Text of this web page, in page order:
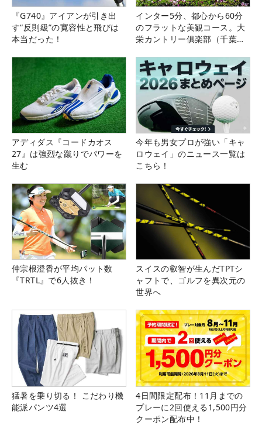
『G740』アイアンが引き出
す“反則級”の寛容性と飛びは
本当だった！
インター5分、都心から60分
のフラットな美観コース。大
栄カントリー俱楽部（千葉
アディダス『コードカオス
27』は強烈な蹴りでパワーを
生む
今年も男女プロが強い「キャ
ロウェイ」のニュース一覧は
こちら！
仲宗根澄香が平均パット数
『TRTL』で6人抜き！
スイスの叡智が生んだTPTシ
ャフトで、ゴルフを異次元の
世界へ
猛暑を乗り切る！ こだわり機
能派パンツ4選
4日間限定配布！11月までの
プレーに2回使える1,500円分
クーポン配布中！